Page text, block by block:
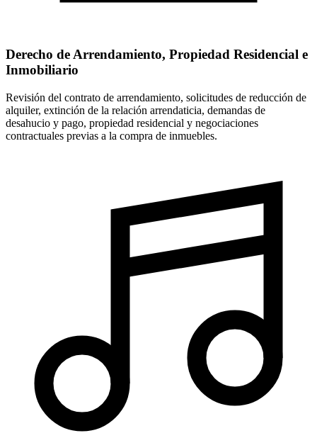
Derecho de Arrendamiento, Propiedad Residencial e
Inmobiliario
Revisión del contrato de arrendamiento, solicitudes de reducción de
alquiler, extinción de la relación arrendaticia, demandas de
desahucio y pago, propiedad residencial y negociaciones
contractuales previas a la compra de inmuebles.